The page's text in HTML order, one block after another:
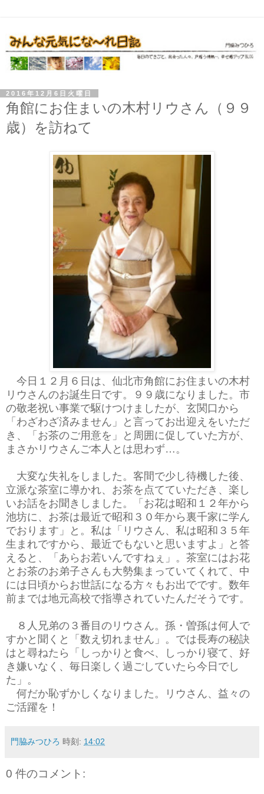
2016年12月6日火曜日
角館にお住まいの木村リウさん（９９
歳）を訪ねて
今日１２月６日は、仙北市角館にお住まいの木村
リウさんのお誕生日です。９９歳になりました。市
の敬老祝い事業で駆けつけましたが、玄関口から
「わざわざ済みません」と言ってお出迎えをいただ
き、「お茶のご用意を」と周囲に促していた方が、
まさかリウさんご本人とは思わず…。
大変な失礼をしました。客間で少し待機した後、
立派な茶室に導かれ、お茶を点てていただき、楽し
いお話をお聞きしました。「お花は昭和１２年から
池坊に、お茶は最近で昭和３０年から裏千家に学ん
でおります」と。私は「リウさん、私は昭和３５年
生まれですから、最近でもないと思いますよ」と答
えると、「あらお若いんですねぇ」。茶室にはお花
とお茶のお弟子さんも大勢集まっていてくれて、中
には日頃からお世話になる方々もお出でです。数年
前までは地元高校で指導されていたんだそうです。
８人兄弟の３番目のリウさん。孫・曽孫は何人で
すかと聞くと「数え切れません」。では長寿の秘訣
はと尋ねたら「しっかりと食べ、しっかり寝て、好
き嫌いなく、毎日楽しく過ごしていたら今日でし
た」。
何だか恥ずかしくなりました。リウさん、益々の
ご活躍を！
門脇みつひろ 時刻: 14:02
0 件のコメント: